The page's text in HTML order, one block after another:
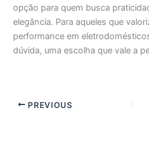
opção para quem busca
elegância. Para aqueles que
performance em
dúvida, uma escolha que vale a
PREVIOUS